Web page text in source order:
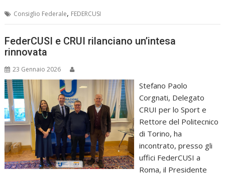
Consiglio Federale, FEDERCUSI
FederCUSI e CRUI rilanciano un’intesa
rinnovata
23 Gennaio 2026
Stefano Paolo
Corgnati, Delegato
CRUI per lo Sport e
Rettore del Politecnico
di Torino, ha
incontrato, presso gli
uffici FederCUSI a
Roma, il Presidente